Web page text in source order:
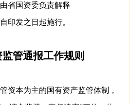
省国资委负责解释
印发之日起施行。
监管通报工作规则
资本为主的国有资产监管体制，